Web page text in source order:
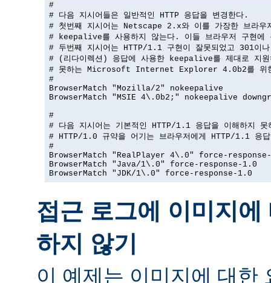
#
# 다음 지시어들은 일반적인 HTTP 응답을 변경한다.
# 첫번째 지시어는 Netscape 2.x와 이를 가장한 브라우
# keepalive를 사용하지 않는다. 이들 브라우저 구현에
# 두번째 지시어는 HTTP/1.1 구현이 잘못되었고 301이
# (리다이렉션) 응답에 사용한 keepalive를 제대로 지원
# 못하는 Microsoft Internet Explorer 4.0b2를 위
#
BrowserMatch "Mozilla/2" nokeepalive
BrowserMatch "MSIE 4\.0b2;" nokeepalive
#
# 다음 지시어는 기본적인 HTTP/1.1 응답을 이해하지 못
# HTTP/1.0 규약을 어기는 브라우저에게 HTTP/1.1 응
#
BrowserMatch "RealPlayer 4\.0" force-
BrowserMatch "Java/1\.0" force-response-1.0
BrowserMatch "JDK/1\.0" force-response-1.0
접근 로그에 이미지
하지 않기
이 예제는 이미지에 대한